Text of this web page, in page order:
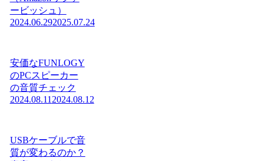
ービッシュ）
2024.06.292025.07.24
安価なFUNLOGY
のPCスピーカー
の音質チェック
2024.08.11 2024.08.12
USBケーブルで音
質が変わるのか？